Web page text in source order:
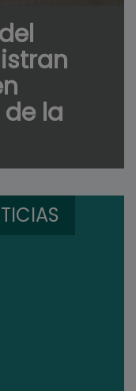
la